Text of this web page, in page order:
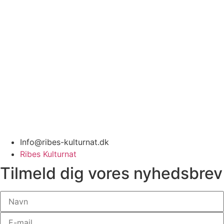
Info@ribes-kulturnat.dk
Ribes Kulturnat
Tilmeld dig vores nyhedsbrev